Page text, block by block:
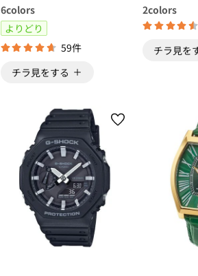
6colors
よりどり
59件
チラ見をする
2colors
チラ見を